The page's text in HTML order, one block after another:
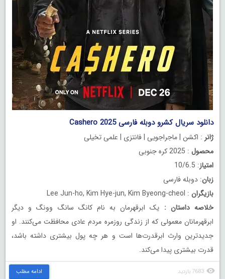
دانلود سریال کشرو دوبله فارسی Cashero 2025
ژانر : اکشن | ماجراجویی | فانتزی | علمی تخیلی
محصول : 2025 کره جنوبی
امتیاز: 10/6.5
زبان: دوبله فارسی
بازیگران : Lee Jun-ho, Kim Hye-jun, Kim Byeong-cheol
خلاصه داستان : یک ابرقهرمان به نام کانگ سانگ وونگ و دیگر
ابرقهرمانان معمولی که از زندگی روزمره مردم عادی محافظت می‌کنند. او
جدیدترین وارث ابرقدرت‌ها است و هر چه پول بیشتری داشته باشد،
قدرت بیشتری پیدا می‌کند.
7683 بازدید ادامه مطلب